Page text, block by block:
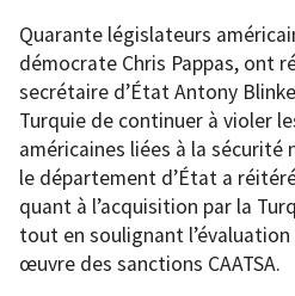
Quarante législateurs
démocrate Chris Pappas, ont
secrétaire d’État Antony
Turquie de continuer à violer
américaines liées à la sécurité
le département d’État a
quant à l’acquisition par la
tout en soulignant
œuvre des sanctions CAATSA.